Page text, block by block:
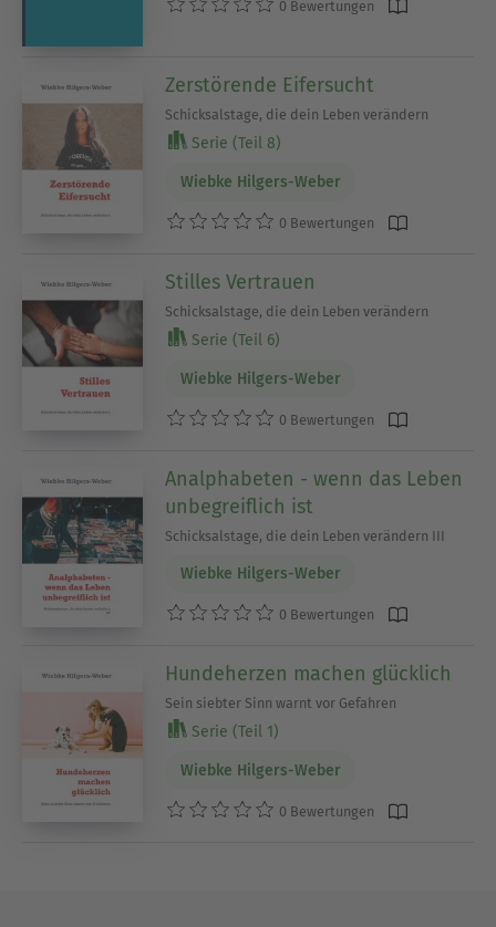
0 Bewertungen
Zerstörende Eifersucht
Schicksalstage, die dein Leben verändern
Serie (Teil 8)
Wiebke Hilgers-Weber
0 Bewertungen
Stilles Vertrauen
Schicksalstage, die dein Leben verändern
Serie (Teil 6)
Wiebke Hilgers-Weber
0 Bewertungen
Analphabeten - wenn das Leben
unbegreiflich ist
Schicksalstage, die dein Leben verändern III
Wiebke Hilgers-Weber
0 Bewertungen
Hundeherzen machen glücklich
Sein siebter Sinn warnt vor Gefahren
Serie (Teil 1)
Wiebke Hilgers-Weber
0 Bewertungen